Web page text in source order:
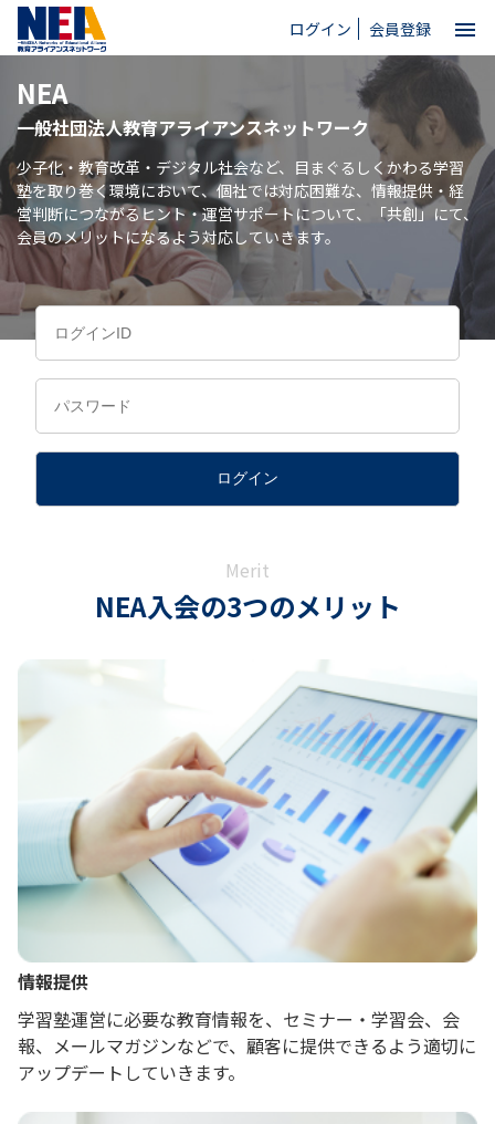
ログイン 会員登録 menu
close
ホーム
NEAとは
教育情報
お問い合わせ
NEA
一般社団法人教育アライアンスネットワーク
少子化・教育改革・デジタル社会など、目まぐるしくかわる学習
塾を取り巻く環境において、個社では対応困難な、情報提供・経
営判断につながるヒント・運営サポートについて、「共創」にて、
会員のメリットになるよう対応していきます。
ログイン
Merit
NEA入会の3つのメリット
情報提供
学習塾運営に必要な教育情報を、セミナー・学習会、会
報、メールマガジンなどで、顧客に提供できるよう適切に
アップデートしていきます。